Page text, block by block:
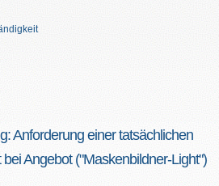
Anforderung einer tatsächlichen
Angebot ("Maskenbildner-Light")